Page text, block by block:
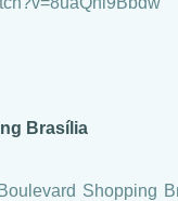
Brasília
Shopping